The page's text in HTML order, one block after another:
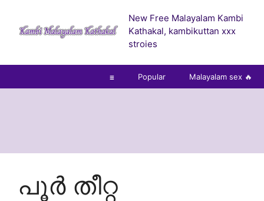
content
New Free Malayalam Kambi
Kathakal, kambikuttan xxx
stroies
☰ Popular Malayalam sex 🔥
പൂർ തീറ്റ